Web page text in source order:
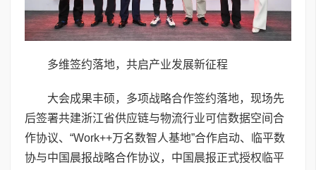
多维签约落地，共启产业发展新征程
大会成果丰硕，多项战略合作签约落地，现场先
后签署共建浙江省供应链与物流行业可信数据空间合
作协议、“Work++万名数智人基地”合作启动、临平数
协与中国晨报战略合作协议，中国晨报正式授权临平